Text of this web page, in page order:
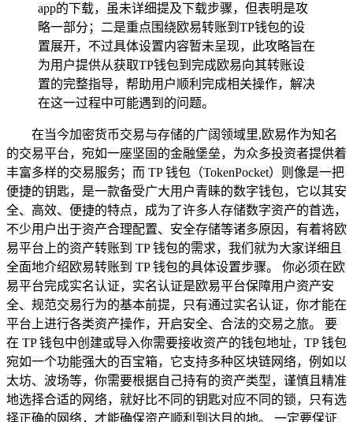
app的下载，虽未详细提及下载步骤，但表明是攻
略一部分；二是重点围绕欧易转账到TP钱包的设
置展开，不过具体设置内容暂未呈现，此攻略旨在
为用户提供从获取TP钱包到完成欧易向其转账设
置的完整指导，帮助用户顺利完成相关操作，解决
在这一过程中可能遇到的问题。
在当今加密货币交易与存储的广阔领域里,欧易作为知名
的交易平台，宛如一座坚固的金融堡垒，为众多投资者提供着
丰富多样的交易服务；而 TP 钱包（TokenPocket）则像是一把
便捷的钥匙，是一款备受广大用户青睐的数字钱包，它以其安
全、高效、便捷的特点，成为了许多人存储数字资产的首选，
不少用户出于资产合理配置、安全存储等诸多原因，有着将欧
易平台上的资产转账到 TP 钱包的需求，我们就为大家详细且
全面地介绍欧易转账到 TP 钱包的具体设置步骤。 你必须在欧
易平台完成实名认证，实名认证是欧易平台保障用户资产安
全、规范交易行为的基本前提，只有通过实名认证，你才能在
平台上进行各类资产操作，开启安全、合法的交易之旅。 要
在 TP 钱包中创建或导入你需要接收资产的钱包地址，TP 钱包
宛如一个功能强大的百宝箱，它支持多种区块链网络，例如以
太坊、波场等，你需要根据自己持有的资产类型，谨慎且精准
地选择合适的网络，就好比不同的钥匙对应不同的锁，只有选
择正确的网络，才能确保资产顺利到达目的地。 一定要保证